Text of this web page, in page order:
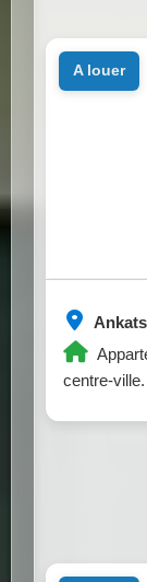
centre-ville.
a louer